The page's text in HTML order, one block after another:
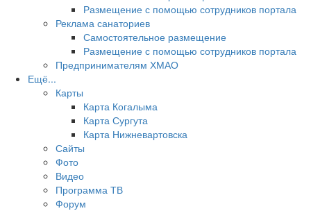
Размещение с помощью сотрудников портала
Реклама санаториев
Самостоятельное размещение
Размещение с помощью сотрудников портала
Предпринимателям ХМАО
Ещё...
Карты
Карта Когалыма
Карта Сургута
Карта Нижневартовска
Сайты
Фото
Видео
Программа ТВ
Форум